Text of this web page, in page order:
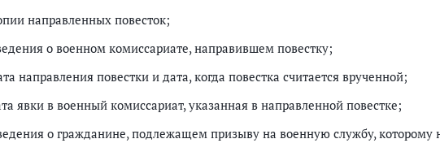
направленных повесток;
о военном комиссариате, направившем повестку;
направления повестки и дата, когда повестка считается врученной;
явки в военный комиссариат, указанная в направленной повестке;
о гражданине, подлежащем призыву на военную службу, которому